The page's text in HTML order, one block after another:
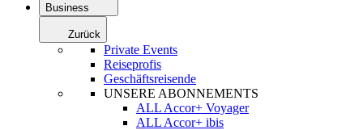
Business
Zurück
Private Events
Reiseprofis
Geschäftsreisende
UNSERE ABONNEMENTS
ALL Accor+ Voyager
ALL Accor+ ibis